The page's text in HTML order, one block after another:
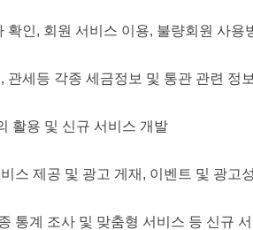
인, 회원 서비스 이용, 불량회원 사
세등 각종 세금정보 및 통관 관련 정
활용 및 신규 서비스 개발
스 제공 및 광고 게재, 이벤트 및 광고
통계 조사 및 맞춤형 서비스 등 신규